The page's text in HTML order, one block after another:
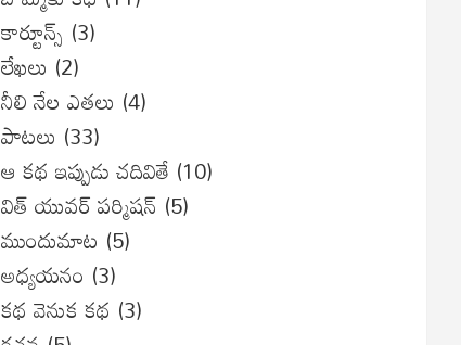
కార్టూన్స్ (3)
లేఖలు (2)
నీలి నేల ఎతలు (4)
పాటలు (33)
ఆ కథ ఇప్పుడు చదివితే (10)
విత్ యువర్ పర్మిషన్ (5)
ముందుమాట (5)
అధ్యయనం (3)
కథ వెనుక కథ (3)